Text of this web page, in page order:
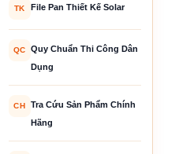
TK File Pan Thiết Kế Solar
QC
Quy Chuẩn Thi Công Dân
Dụng
CH
Tra Cứu Sản Phẩm Chính
Hãng